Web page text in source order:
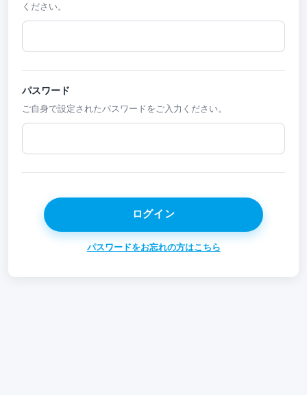
ください。
パスワード
ご自身で設定されたパスワードをご入力ください。
パスワードをお忘れの方はこちら